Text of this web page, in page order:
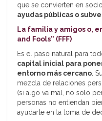
que se convierten en
ayudas públicas o
La familia y amigos o,
and Fools” (FFF)
Es el paso natural para
capital inicial para
entorno más cercano.
mezcla de relaciones
(si algo va mal, no solo
personas no entiendan
ayudarte en la toma de